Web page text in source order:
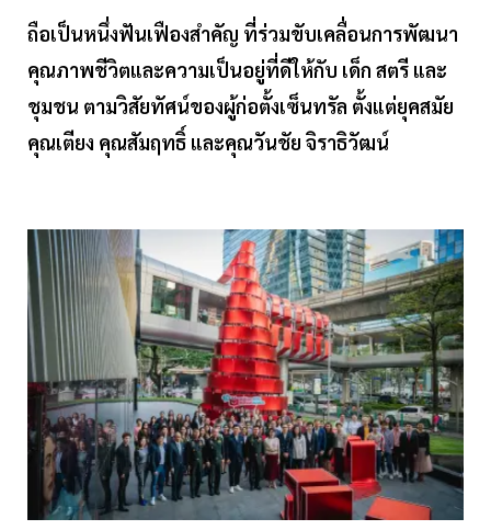
ถือเป็นหนึ่งฟันเฟืองสำคัญ ที่ร่วมขับเคลื่อนการพัฒนา
คุณภาพชีวิตและความเป็นอยู่ที่ดีให้กับ เด็ก สตรี และ
ชุมชน ตามวิสัยทัศน์ของผู้ก่อตั้งเซ็นทรัล ตั้งแต่ยุคสมัย
คุณเตียง คุณสัมฤทธิ์ และคุณวันชัย จิราธิวัฒน์